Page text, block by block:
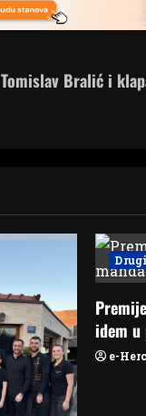
Tomislav Bralić i
idem u
e-